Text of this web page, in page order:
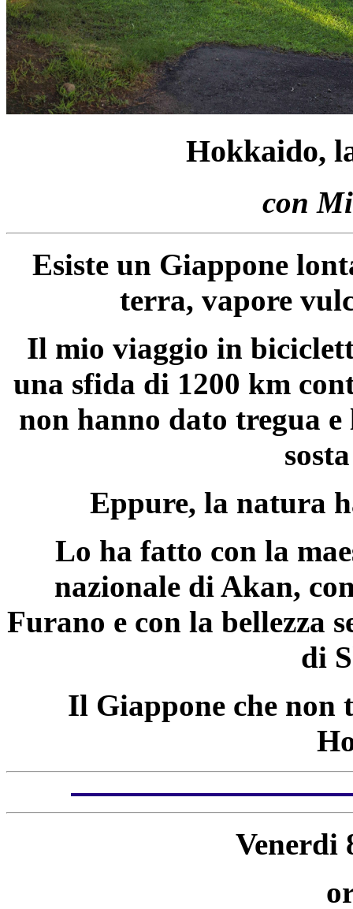
Hokkaido,
con
Esiste un Giappone
terra, vapore
Il mio viaggio in
una sfida di 1200 km
non hanno dato tregua
Eppure, la natura
Lo ha fatto con la
nazionale di Akan,
Furano e con la bellezza
di
Il Giappone che non
Venerdi